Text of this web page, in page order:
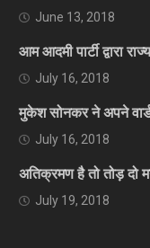
June 13, 2018
आम आदमी पार्टी द्वारा
July 16, 2018
मुकेश सोनकर ने अपने
July 16, 2018
अतिक्रमण है तो तोड़ दो
July 19, 2018